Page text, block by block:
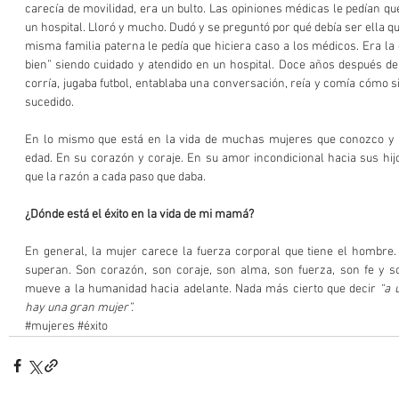
carecía de movilidad, era un bulto. Las opiniones médicas le pedían
un hospital. Lloró y mucho. Dudó y se preguntó por qué debía ser ella
misma familia paterna le pedía que hiciera caso a los médicos. Era
bien” siendo cuidado y atendido en un hospital. Doce años después
corría, jugaba futbol, entablaba una conversación, reía y comía cómo
sucedido.
En lo mismo que está en la vida de muchas mujeres que conozco
edad. En su corazón y coraje. En su amor incondicional hacia sus
que la razón a cada paso que daba.
¿Dónde está el éxito en la vida de mi mamá?
En general, la mujer carece la fuerza corporal que tiene el
superan. Son corazón, son coraje, son alma, son fuerza, son fe y
mueve a la humanidad hacia adelante. Nada más cierto que decir “a
hay una gran mujer”.
#mujeres #éxito